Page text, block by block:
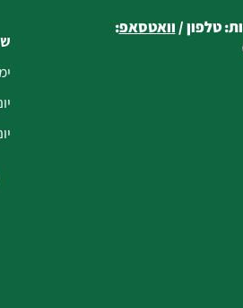
טלפון /וואטסאפ: